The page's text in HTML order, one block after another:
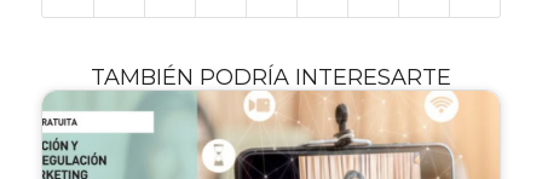
TAMBIÉN PODRÍA INTERESARTE